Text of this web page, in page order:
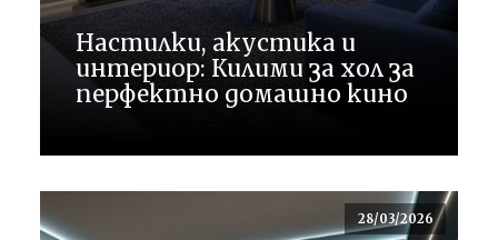
Настилки, акустика и
интериор: Килими за хол за
перфектно домашно кино
28/03/2026